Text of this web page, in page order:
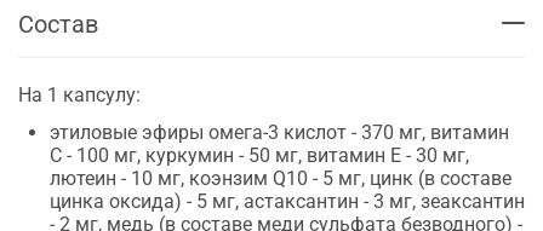
Состав
На 1 капсулу:
этиловые эфиры омега-3 кислот - 370 мг, витамин
С - 100 мг, куркумин - 50 мг, витамин Е - 30 мг,
лютеин - 10 мг, коэнзим Q10 - 5 мг, цинк (в составе
цинка оксида) - 5 мг, астаксантин - 3 мг, зеаксантин
- 2 мг, медь (в составе меди сульфата безводного) -